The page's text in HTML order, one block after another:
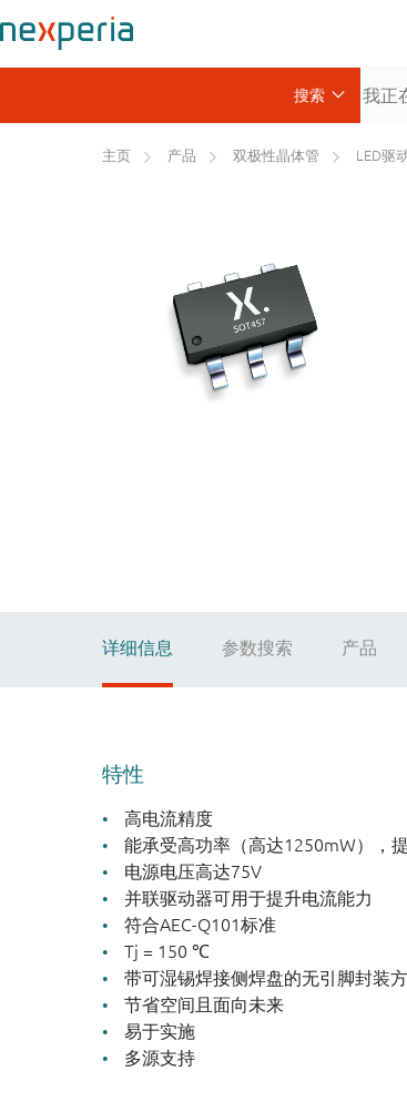
主页 产品 双极性晶体管 LED驱
详细信息 参数搜索 产品
特性
高电流精度
能承受高功率（高达1250mW），
电源电压高达75V
并联驱动器可用于提升电流能力
符合AEC-Q101标准
Tj = 150 ℃
带可湿锡焊接侧焊盘的无引脚封装
节省空间且面向未来
易于实施
多源支持